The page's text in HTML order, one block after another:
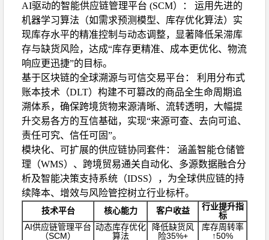
AI驱动的智能供应链管理平台 (SCM）： 运用先进的
机器学习算法（如需求预测模型、库存优化算法）实
现库存水平的精准控制与动态调整，显著降低呆滞库
存与缺货风险，达成“库存更精准、成本更优化、物流
响应更迅捷”的目标。
基于区块链的全球溯源与可信交易平台： 利用分布式
账本技术（DLT）构建不可篡改的商品全生命周期追
溯体系，确保跨境货物来源清晰、流转透明，大幅提
升交易各方的互信基础，实现“来源可查、去向可追、
责任可究、信任可固”。
模块化、可扩展的供应链协同套件： 涵盖智能仓储管
理（WMS）、跨境贸易通关自动化、多源数据融合分
析及智能决策支持系统（IDSS），为全球供应链的持
续降本、增效与风险管控树立行业标杆。
技术平台 核心能力 客户收益
行业提升指
标
AI供应链管理平台
（SCM）
动态库存优化
算法
降低缺货风
险35%+
库存周转率
↑50%